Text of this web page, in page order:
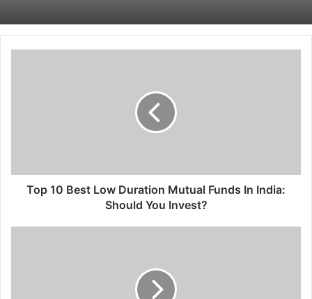
Top 10 Best Low Duration Mutual Funds In India:
Should You Invest?